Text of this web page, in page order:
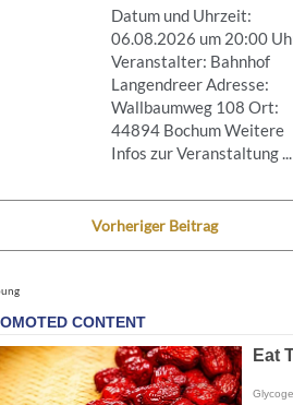
Datum und Uhrzeit:
06.08.2026 um 20:00
Veranstalter: Bahnhof
Langendreer Adresse:
Wallbaumweg 108 Ort:
44894 Bochum Weitere
Infos zur Veranstaltung ...
Vorheriger Beitrag